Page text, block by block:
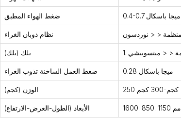
ضغط الهواء المطبق 0.4-0.7 ميجا باسكال
نظام ذوبان الغراء
بلك (بلك)
ضغط العمل الساخنة تذوب الغراء 0.28 ميجا باسكال
الوزن (كجم) 250 كجم-300 كجم
الأبعاد (الطول-العرض-الارتفاع) 1600. 850. 1150 مم